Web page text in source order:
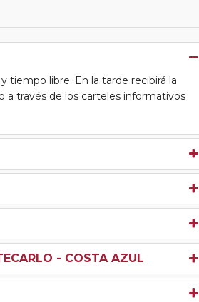
tiempo libre. En la tarde recibirá la
a través de los carteles informativos
- COSTA AZUL